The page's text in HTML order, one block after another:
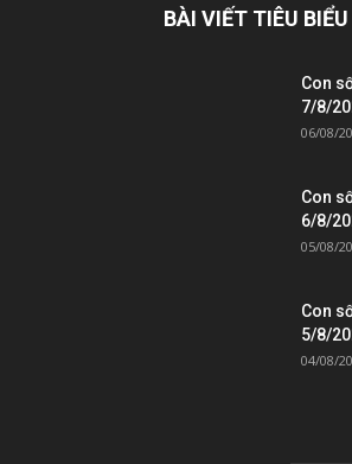
BÀI VIẾT TIÊU BIỂU
Con
7/8/
06/08/
Con
6/8/
05/08/
Con
5/8/
04/08/